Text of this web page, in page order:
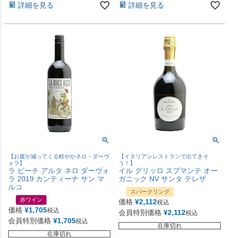
詳細を見る 詳細を見る
【お腹が減ってくる軽やかネロ・ダーヴ
ォラ】
ラ ビーチ アルタ ネロ ダーヴォ
ラ 2019 カンティーナ サン マ
ルコ
赤ワイン
価格 ¥1,705税込
会員特別価格 ¥1,705税込
在庫切れ
【イタリアンレストランで出てきそ
う！】
イル グリッロ スプマンテ オー
ガニック NV サンタ テレザ
スパークリング
価格 ¥2,112税込
会員特別価格 ¥2,112税込
在庫切れ